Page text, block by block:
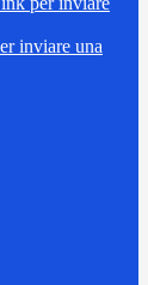
inviare una